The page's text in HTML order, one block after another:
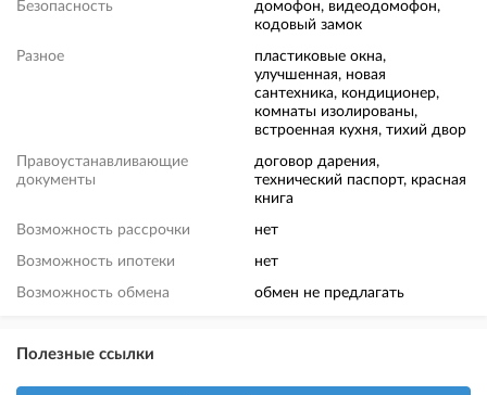
Безопасность
домофон, видеодомофон,
кодовый замок
Разное
пластиковые окна,
улучшенная, новая
сантехника, кондиционер,
комнаты изолированы,
встроенная кухня, тихий двор
Правоустанавливающие
документы
договор дарения,
технический паспорт, красная
книга
Возможность рассрочки нет
Возможность ипотеки нет
Возможность обмена обмен не предлагать
Полезные ссылки